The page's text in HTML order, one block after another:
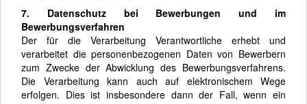
7. Datenschutz bei Bewerbungen und im
Bewerbungsverfahren
Der für die Verarbeitung Verantwortliche erhebt und
verarbeitet die personenbezogenen Daten von Bewerbern
zum Zwecke der Abwicklung des Bewerbungsverfahrens.
Die Verarbeitung kann auch auf elektronischem Wege
erfolgen. Dies ist insbesondere dann der Fall, wenn ein